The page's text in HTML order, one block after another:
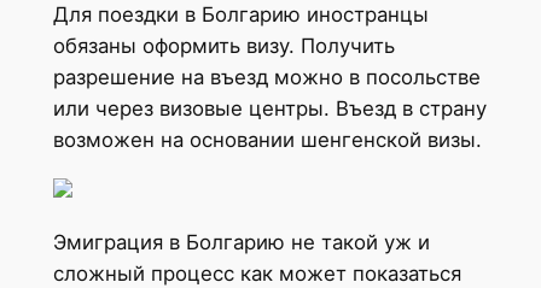
Для поездки в Болгарию иностранцы
обязаны оформить визу. Получить
разрешение на въезд можно в посольстве
или через визовые центры. Въезд в страну
возможен на основании шенгенской визы.
Эмиграция в Болгарию не такой уж и
сложный процесс как может показаться